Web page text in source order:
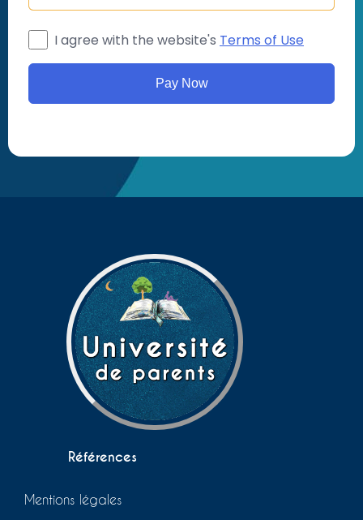
I agree with the website's Terms of Use
Pay Now
Références
Mentions légales